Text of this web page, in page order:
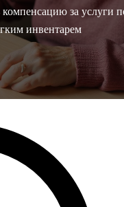
за услуги
инвентарем